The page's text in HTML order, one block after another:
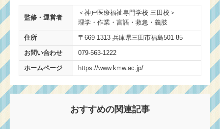
監修・運営者
＜神戸医療福祉専門学校 三田校＞
理学・作業・言語・救急・義肢
住所 〒669-1313 兵庫県三田市福島501-85
お問い合わせ 079-563-1222
ホームページ https://www.kmw.ac.jp/
おすすめの関連記事